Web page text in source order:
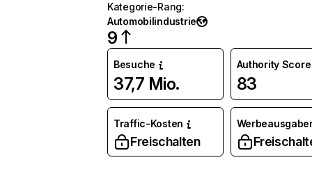
Kategorie-Rang:
Automobilindustrie
9
Besuche
37,7 Mio.
Authority Score
83
Traffic-Kosten
Freischalten